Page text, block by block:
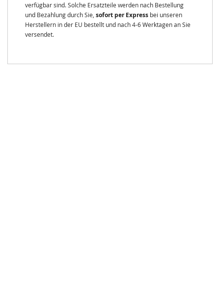
verfügbar sind. Solche Ersatzteile werden nach Bestellung
und Bezahlung durch Sie, sofort per Express bei unseren
Herstellern in der EU bestellt und nach 4-6 Werktagen an Sie
versendet.